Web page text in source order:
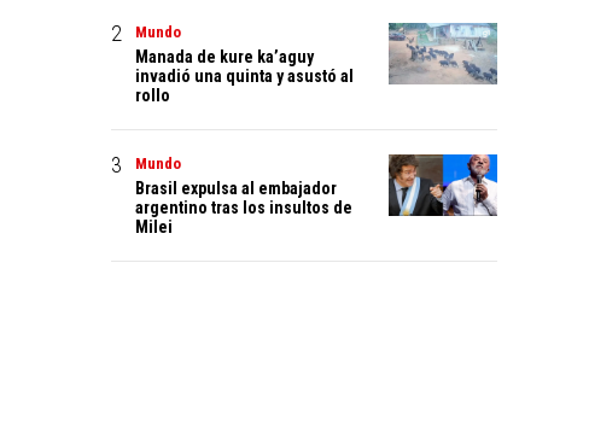
Mundo
Manada de kure ka’aguy
invadió una quinta y asustó al
rollo
Mundo
Brasil expulsa al embajador
argentino tras los insultos de
Milei